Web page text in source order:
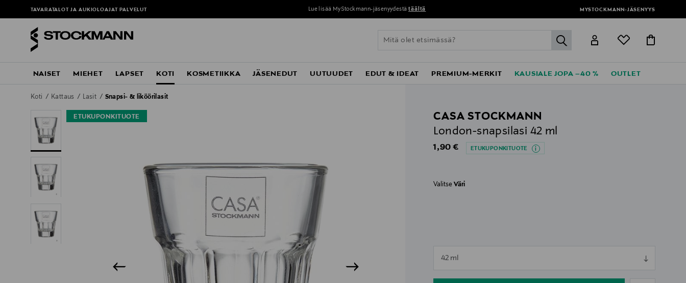
TAVARATALOT JA AUKIOLOAJAT PALVELUT Lue lisää MyStockmann-jäsenyydestä täältä MYSTOCKMANN-JÄSENYYS
label.header.go
NAISET MIEHET LAPSET KOTI KOSMETIIKKA JÄSENEDUT UUTUUDET EDUT & IDEAT PREMIUM-MERKIT KAUSIALE JOPA –40 % OUTLET
Koti Kattaus Lasit Snapsi- & liköörilasit
ETUKUPONKITUOTE
CASA STOCKMANN
London-snapsilasi 42 ml
Original Price
1,90 € ETUKUPONKITUOTE
ValitseVäri
42 mlnull